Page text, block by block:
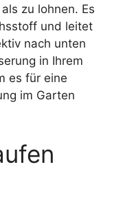
zu lohnen. Es
und leitet
nach unten
in Ihrem
es für eine
im Garten